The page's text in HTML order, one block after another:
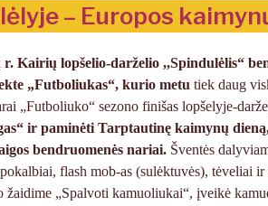
– Europos
r. Kairių lopšelio-darželio ,,Spindulėlis“
„Futboliukas“, kurio metu tiek daug
„Futboliuko“ sezono finišas lopšelyje-
ir paminėti Tarptautinę kaimynų
bendruomenės nariai. Šventės
flash mob-as (sulėktuvės), tėveliai
žaidime „Spalvoti kamuoliukai“, įveikė